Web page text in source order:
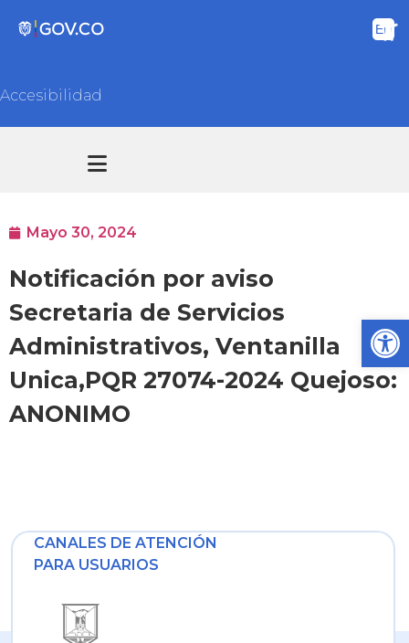
Accesibilidad
Mayo 30, 2024
Notificación por aviso
Secretaria de Servicios
Administrativos, Ventanilla
Unica,PQR 27074-2024 Quejoso:
ANONIMO
CANALES DE ATENCIÓN
PARA USUARIOS